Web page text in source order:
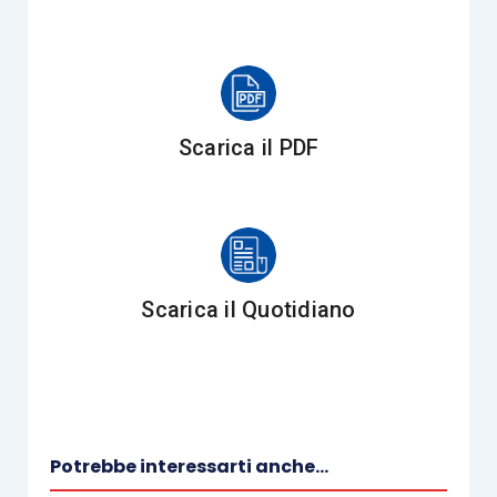
presentate ai sensi delD.M. 7701/2019
Anche in questo caso bisognerà attendere, per
erogazione del contributo, un
entro 30 giorni decorrenti dal 19 maggio 2020.
Scarica il PDF
Scarica il Quotidiano
Potrebbe interessarti anche...